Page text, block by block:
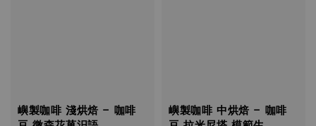
嶼製咖啡 淺烘焙 - 咖啡
嶼製咖啡 中烘焙 - 咖啡